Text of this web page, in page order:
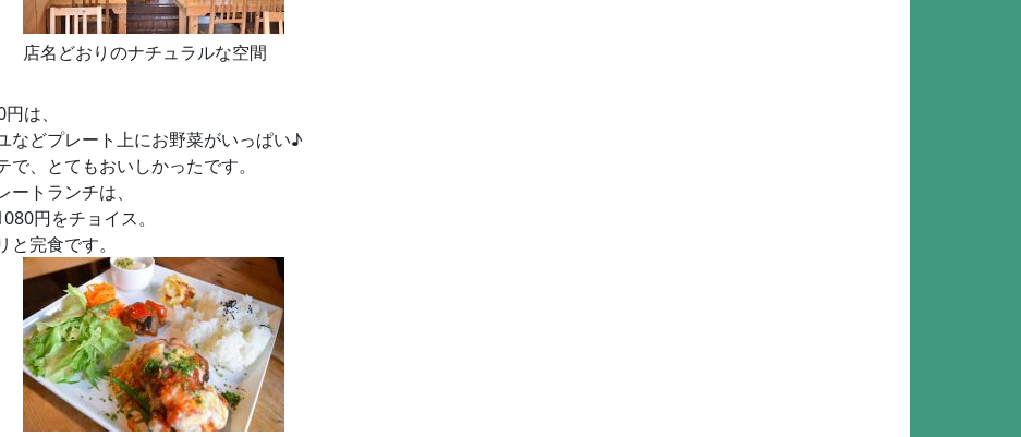
店名どおりのナチュラルな空間
は、
などプレート上にお野菜がいっぱい♪
、とてもおいしかったです。
トランチは、
円をチョイス。
完食です。